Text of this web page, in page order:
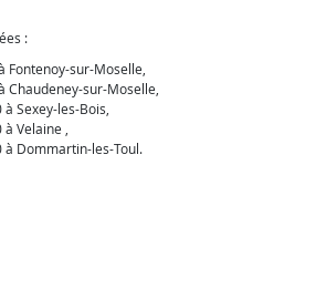
:
Fontenoy-sur-Moselle,
Chaudeney-sur-Moselle,
Sexey-les-Bois,
Velaine ,
Dommartin-les-Toul.